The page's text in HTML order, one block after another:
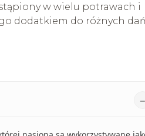
w wielu potrawach i
dodatkiem do różnych dań,